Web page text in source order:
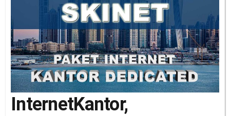
InternetKantor,